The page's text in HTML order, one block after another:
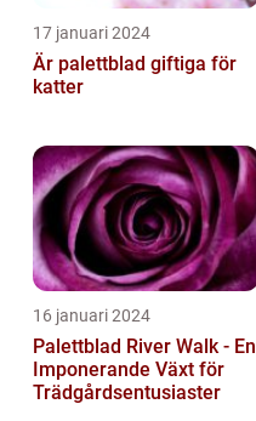
17 januari 2024
Är palettblad giftiga för
katter
16 januari 2024
Palettblad River Walk - En
Imponerande Växt för
Trädgårdsentusiaster